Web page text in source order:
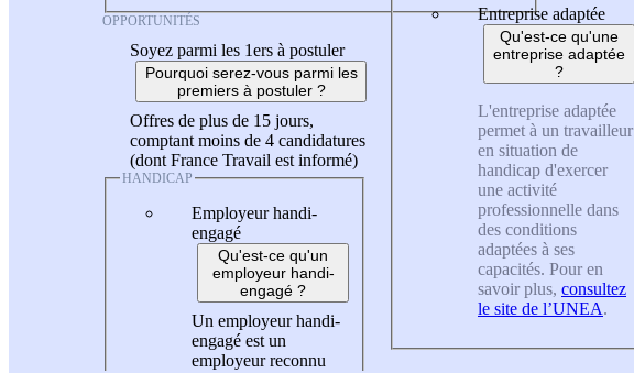
OPPORTUNITÉS
Soyez parmi les 1ers à postuler
Pourquoi serez-vous parmi les
premiers à postuler ?
Offres de plus de 15 jours,
comptant moins de 4 candidatures
(dont France Travail est informé)
HANDICAP
Employeur handi-
engagé
Qu'est-ce qu'un
employeur handi-
engagé ?
Un employeur handi-
engagé est un
employeur reconnu
Entreprise adaptée
Qu'est-ce qu'une
entreprise adaptée
?
L'entreprise adaptée
permet à un travailleur
en situation de
handicap d'exercer
une activité
professionnelle dans
des conditions
adaptées à ses
capacités. Pour en
savoir plus, consultez
le site de l’UNEA.